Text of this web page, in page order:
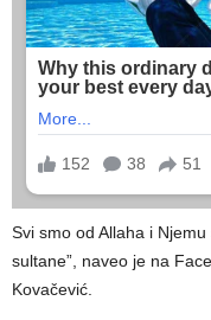
Svi smo od Allaha i
sultane”, naveo je na
Kovačević.